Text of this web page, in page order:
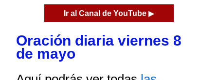
Ir al Canal de YouTube ▶
Oración diaria viernes 8
de mayo